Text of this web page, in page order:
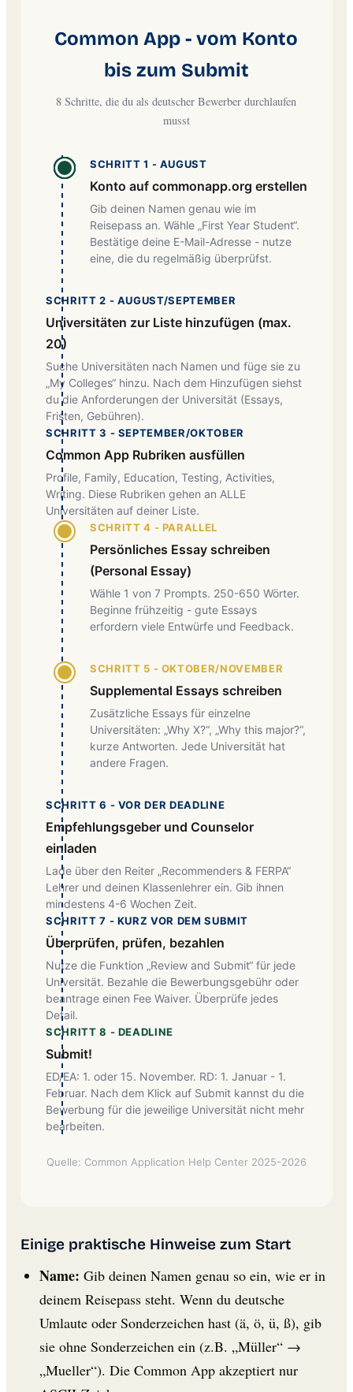
Common App - vom Konto
bis zum Submit
8 Schritte, die du als deutscher Bewerber durchlaufen
musst
SCHRITT 1 - AUGUST
Konto auf commonapp.org erstellen
Gib deinen Namen genau wie im
Reisepass an. Wähle „First Year Student“.
Bestätige deine E-Mail-Adresse - nutze
eine, die du regelmäßig überprüfst.
SCHRITT 2 - AUGUST/SEPTEMBER
Universitäten zur Liste hinzufügen (max.
20)
Suche Universitäten nach Namen und füge sie zu
„My Colleges“ hinzu. Nach dem Hinzufügen siehst
du die Anforderungen der Universität (Essays,
Fristen, Gebühren).
SCHRITT 3 - SEPTEMBER/OKTOBER
Common App Rubriken ausfüllen
Profile, Family, Education, Testing, Activities,
Writing. Diese Rubriken gehen an ALLE
Universitäten auf deiner Liste.
SCHRITT 4 - PARALLEL
Persönliches Essay schreiben
(Personal Essay)
Wähle 1 von 7 Prompts. 250-650 Wörter.
Beginne frühzeitig - gute Essays
erfordern viele Entwürfe und Feedback.
SCHRITT 5 - OKTOBER/NOVEMBER
Supplemental Essays schreiben
Zusätzliche Essays für einzelne
Universitäten: „Why X?“, „Why this major?“,
kurze Antworten. Jede Universität hat
andere Fragen.
SCHRITT 6 - VOR DER DEADLINE
Empfehlungsgeber und Counselor
einladen
Lade über den Reiter „Recommenders & FERPA“
Lehrer und deinen Klassenlehrer ein. Gib ihnen
mindestens 4-6 Wochen Zeit.
SCHRITT 7 - KURZ VOR DEM SUBMIT
Überprüfen, prüfen, bezahlen
Nutze die Funktion „Review and Submit“ für jede
Universität. Bezahle die Bewerbungsgebühr oder
beantrage einen Fee Waiver. Überprüfe jedes
Detail.
SCHRITT 8 - DEADLINE
Submit!
ED/EA: 1. oder 15. November. RD: 1. Januar - 1.
Februar. Nach dem Klick auf Submit kannst du die
Bewerbung für die jeweilige Universität nicht mehr
bearbeiten.
Quelle: Common Application Help Center 2025-2026
Einige praktische Hinweise zum Start
Name: Gib deinen Namen genau so ein, wie er in
deinem Reisepass steht. Wenn du deutsche
Umlaute oder Sonderzeichen hast (ä, ö, ü, ß), gib
sie ohne Sonderzeichen ein (z.B. „Müller“ →
„Mueller“). Die Common App akzeptiert nur